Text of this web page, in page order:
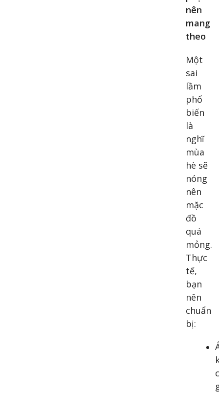
nên
mang
theo
Một
sai
lầm
phổ
biến
là
nghĩ
mùa
hè sẽ
nóng
nên
mặc
đồ
quá
mỏng.
Thực
tế,
bạn
nên
chuẩn
bị: